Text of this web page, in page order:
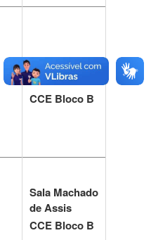
Sala 321
CCE Bloco B
Sala Machado
de Assis
CCE Bloco B